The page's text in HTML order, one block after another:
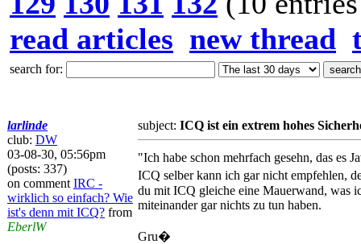
read articles new thread
search for:
larlinde
club: DW
03-08-30, 05:56pm
(posts: 337)
on comment IRC -
wirklich so einfach? Wie
ist's denn mit ICQ? from
EberlW
subject: ICQ ist ein extrem hohes
"Ich habe schon mehrfach gesehn, das es
ICQ selber kann ich gar nicht
du mit ICQ gleiche eine Mauerwand, was
miteinander gar nichts zu tun haben.
Gru�